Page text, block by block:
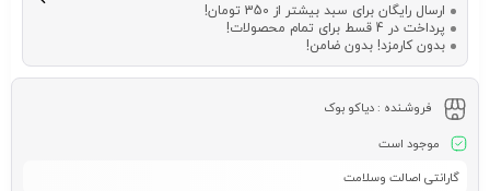
ارسال رایگان برای سبد بیشتر از 350 تومان!
پرداخت در 4 قسط برای تمام محصولات!
بدون کارمزد! بدون ضامن!
فروشـنده : دیاکو بوک
موجود است
گارانتی اصالت وسلامت